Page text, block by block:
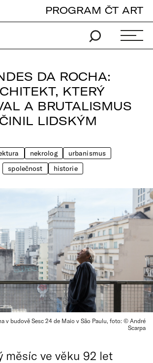
PROGRAM ČT ART
DA ROCHA:
KTERÝ
A BRUTALISMUS
LIDSKÝM
nekrolog
urbanismus
společnost
historie
v budově Sesc 24 de Maio v São Paulu, foto: © André
Scarpa
měsíc ve věku 92 let